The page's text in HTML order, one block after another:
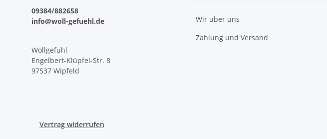
09384/882658
info@woll-gefuehl.de
Wollgefühl
Engelbert-Klüpfel-Str. 8
97537 Wipfeld
Wir über uns
Zahlung und Versand
Vertrag widerrufen